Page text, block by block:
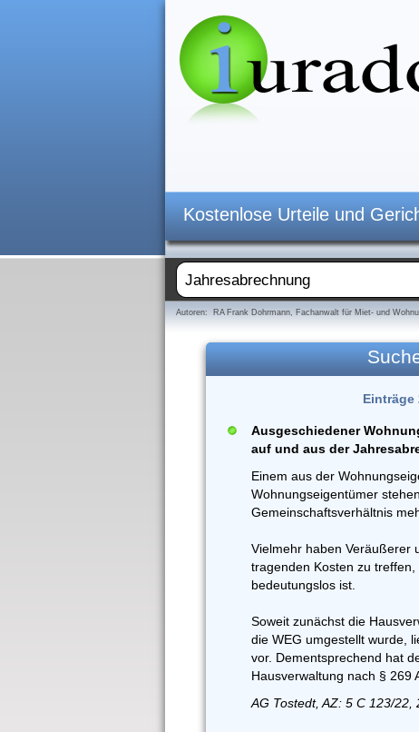
Kostenlose Urteile und
Autoren: RA Frank Dohrmann, Fachanwalt für Miet- und
Einträge
Ausgeschiedener
auf und aus der
Einem aus der
Wohnungseigentümer
Gemeinschaftsverhältnis
Vielmehr haben Veräußerer
tragenden Kosten zu
bedeutungslos ist.
Soweit zunächst die
die WEG umgestellt wurde,
vor. Dementsprechend hat
Hausverwaltung nach § 269
AG Tostedt, AZ: 5 C 123/22,